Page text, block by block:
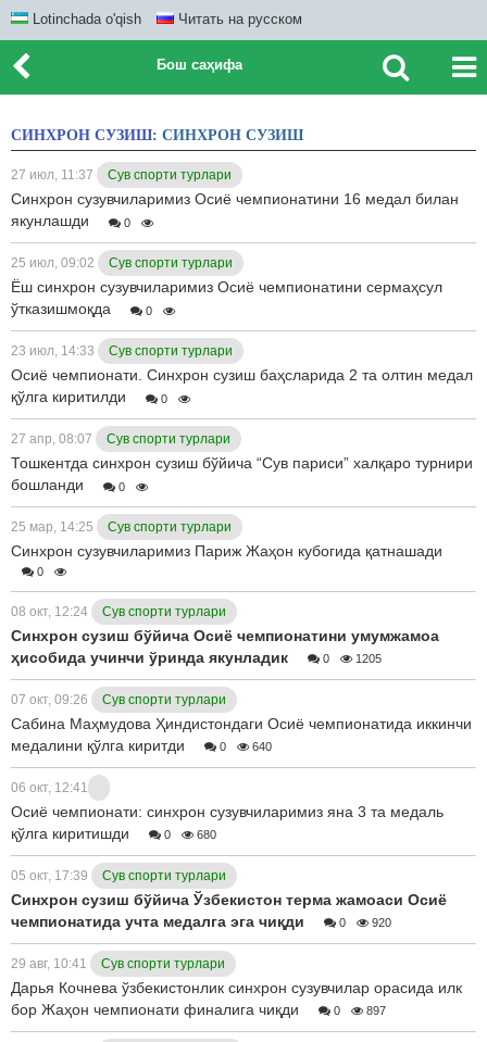
Lotinchada o'qish Читать на русском
Бош саҳифа
СИНХРОН СУЗИШ: СИНХРОН СУЗИШ
27 июл, 11:37 Сув спорти турлари
Синхрон сузувчиларимиз Осиё чемпионатини 16 медал билан
якунлашди
0
25 июл, 09:02 Сув спорти турлари
Ёш синхрон сузувчиларимиз Осиё чемпионатини сермаҳсул
ўтказишмоқда
0
23 июл, 14:33 Сув спорти турлари
Осиё чемпионати. Синхрон сузиш баҳсларида 2 та олтин медал
қўлга киритилди
0
27 апр, 08:07 Сув спорти турлари
Тошкентда синхрон сузиш бўйича “Сув париси” халқаро турнири
бошланди
0
25 мар, 14:25 Сув спорти турлари
Синхрон сузувчиларимиз Париж Жаҳон кубогида қатнашади
0
08 окт, 12:24 Сув спорти турлари
Синхрон сузиш бўйича Осиё чемпионатини умумжамоа
ҳисобида учинчи ўринда якунладик
0 1205
07 окт, 09:26 Сув спорти турлари
Сабина Маҳмудова Ҳиндистондаги Осиё чемпионатида иккинчи
медалини қўлга киритди
0 640
06 окт, 12:41
Осиё чемпионати: синхрон сузувчиларимиз яна 3 та медаль
қўлга киритишди
0 680
05 окт, 17:39 Сув спорти турлари
Синхрон сузиш бўйича Ўзбекистон терма жамоаси Осиё
чемпионатида учта медалга эга чиқди
0 920
29 авг, 10:41 Сув спорти турлари
Дарья Кочнева ўзбекистонлик синхрон сузувчилар орасида илк
бор Жаҳон чемпионати финалига чиқди
0 897